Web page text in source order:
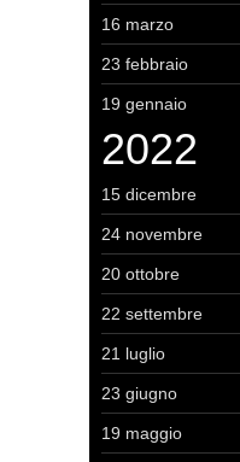
16 marzo
23 febbraio
19 gennaio
2022
15 dicembre
24 novembre
20 ottobre
22 settembre
21 luglio
23 giugno
19 maggio